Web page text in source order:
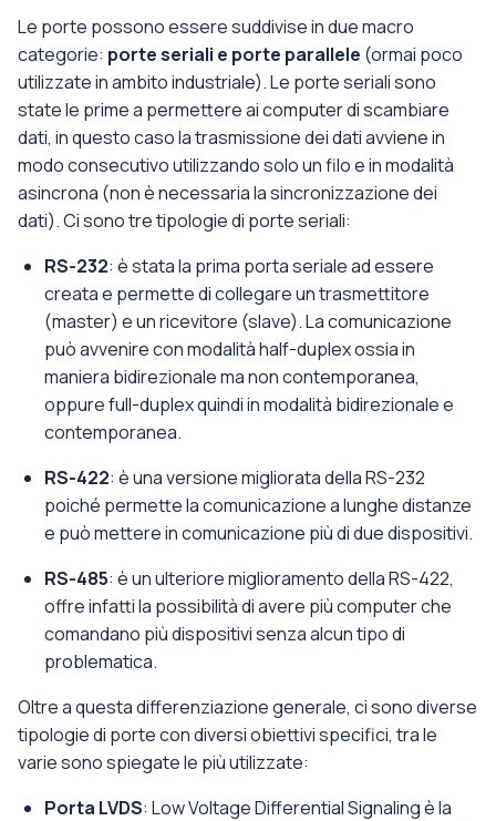
Le porte possono essere suddivise in due macro
categorie: porte seriali e porte parallele (ormai poco
utilizzate in ambito industriale). Le porte seriali sono
state le prime a permettere ai computer di scambiare
dati, in questo caso la trasmissione dei dati avviene in
modo consecutivo utilizzando solo un filo e in modalità
asincrona (non è necessaria la sincronizzazione dei
dati). Ci sono tre tipologie di porte seriali:
RS-232: è stata la prima porta seriale ad essere
creata e permette di collegare un trasmettitore
(master) e un ricevitore (slave). La comunicazione
può avvenire con modalità half-duplex ossia in
maniera bidirezionale ma non contemporanea,
oppure full-duplex quindi in modalità bidirezionale e
contemporanea.
RS-422: è una versione migliorata della RS-232
poiché permette la comunicazione a lunghe distanze
e può mettere in comunicazione più di due dispositivi.
RS-485: è un ulteriore miglioramento della RS-422,
offre infatti la possibilità di avere più computer che
comandano più dispositivi senza alcun tipo di
problematica.
Oltre a questa differenziazione generale, ci sono diverse
tipologie di porte con diversi obiettivi specifici, tra le
varie sono spiegate le più utilizzate:
Porta LVDS: Low Voltage Differential Signaling è la